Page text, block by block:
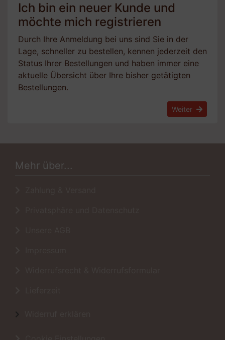
Ich bin ein neuer Kunde und
möchte mich registrieren
Durch Ihre Anmeldung bei uns sind Sie in der
Lage, schneller zu bestellen, kennen jederzeit den
Status Ihrer Bestellungen und haben immer eine
aktuelle Übersicht über Ihre bisher getätigten
Bestellungen.
Weiter
Mehr über...